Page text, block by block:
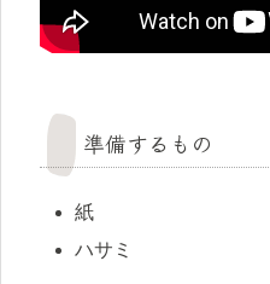
準備するもの
紙
ハサミ